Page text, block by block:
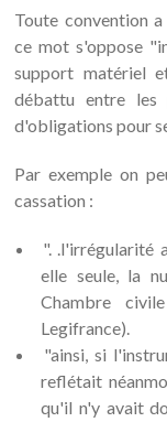
Toute convention
ce mot s'oppose
support matériel
débattu entre
d'obligations pour
Par exemple on
cassation :
". .l'irrégularité
elle seule, la
Chambre
Legifrance).
"ainsi, si
reflétait
qu'il n'y avait